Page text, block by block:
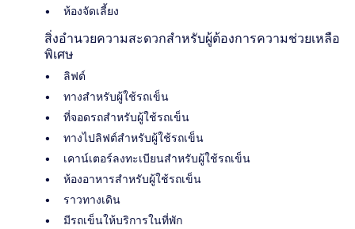
ห้องจัดเลี้ยง
สิ่งอำนวยความสะดวกสำหรับผู้ต้องการความช่วยเหลือ
พิเศษ
ลิฟต์
ทางสำหรับผู้ใช้รถเข็น
ที่จอดรถสำหรับผู้ใช้รถเข็น
ทางไปลิฟต์สำหรับผู้ใช้รถเข็น
เคาน์เตอร์ลงทะเบียนสำหรับผู้ใช้รถเข็น
ห้องอาหารสำหรับผู้ใช้รถเข็น
ราวทางเดิน
มีรถเข็นให้บริการในที่พัก